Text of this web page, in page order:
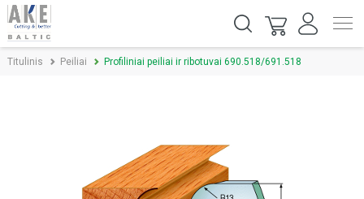
Titulinis Peiliai Profiliniai peiliai ir ribotuvai 690.518/691.518